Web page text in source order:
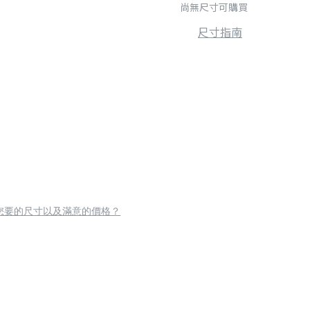
尚無尺寸可購買
尺寸指南
要的尺寸以及滿意的價格？